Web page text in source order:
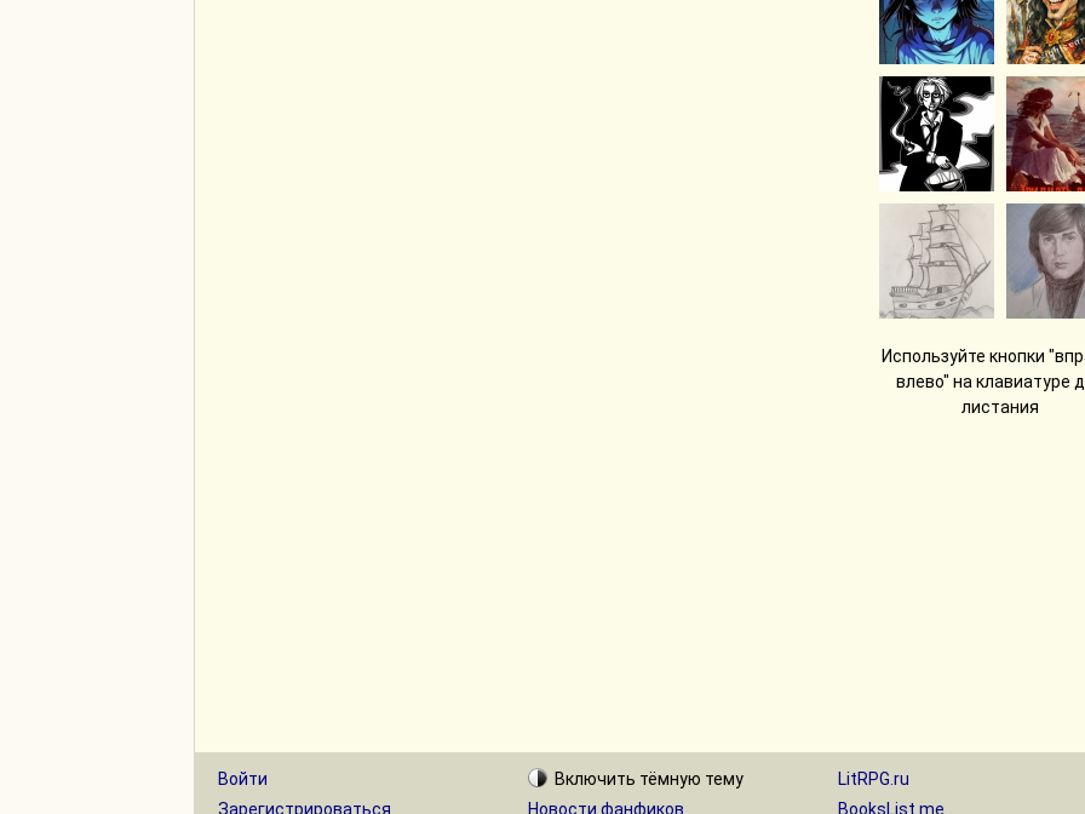
Используйте кнопки
влево" на клавиатуре
листания
Войти
Зарегистрироваться
Включить тёмную тему
Новости фанфиков
LitRPG.ru
BooksList.me